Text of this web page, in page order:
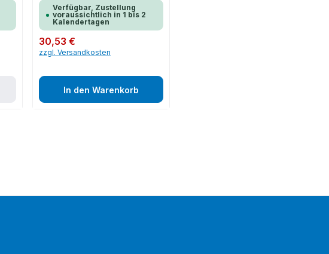
Verfügbar, Zustellung
voraussichtlich in 1 bis 2
Kalendertagen
Regulärer Preis:
30,53 €
zzgl. Versandkosten
In den Warenkorb